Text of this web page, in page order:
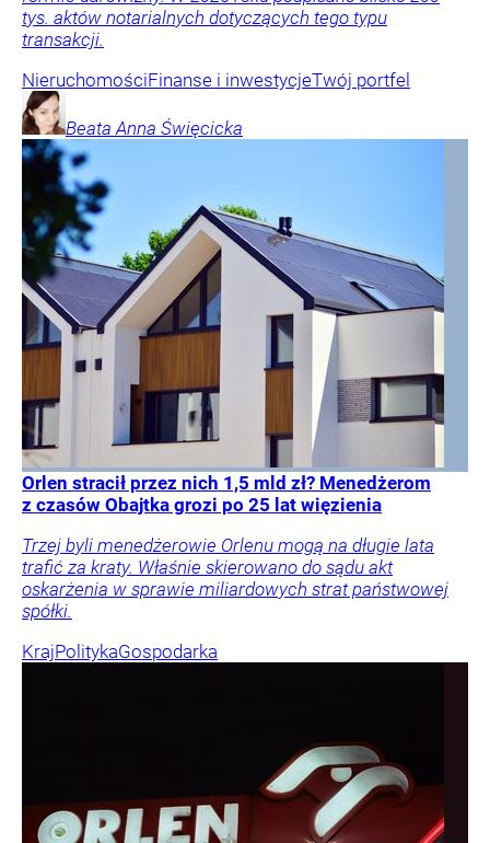
Blisko 200 tys. takich aktów w rok. Polacy masowo
przekazują sobie nieruchomości
Polacy coraz częściej przekazują nieruchomości w
formie darowizny. W 2025 roku podpisano blisko 200
tys. aktów notarialnych dotyczących tego typu
transakcji.
NieruchomościFinanse i inwestycje Twój portfel
Beata Anna Święcicka
Orlen stracił przez nich 1,5 mld zł? Menedżerom
z czasów Obajtka grozi po 25 lat więzienia